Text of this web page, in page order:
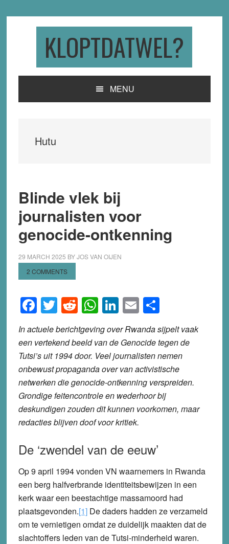
KLOPTDATWEL?
MENU
Hutu
Blinde vlek bij
journalisten voor
genocide-ontkenning
29 MARCH 2025 BYJOS VAN OIJEN
2 COMMENTS
Facebook
Twitter
Reddit
WhatsApp
LinkedIn
EmailShare
In actuele berichtgeving over Rwanda sijpelt vaak
een vertekend beeld van de Genocide tegen de
Tutsi’s uit 1994 door. Veel journalisten nemen
onbewust propaganda over van activistische
netwerken die genocide-ontkenning verspreiden.
Grondige feitencontrole en wederhoor bij
deskundigen zouden dit kunnen voorkomen, maar
redacties blijven doof voor kritiek.
De ‘zwendel van de eeuw’
Op 9 april 1994 vonden VN waarnemers in Rwanda
een berg halfverbrande identiteitsbewijzen in een
kerk waar een beestachtige massamoord had
plaatsgevonden.[1]De daders hadden ze verzameld
om te vernietigen omdat ze duidelijk maakten dat de
slachtoffers leden van de Tutsi-minderheid waren.